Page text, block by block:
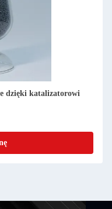
dzięki katalizatorowi